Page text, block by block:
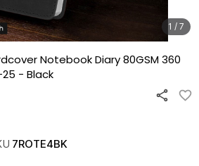
1 / 7
Notebook Diary 80GSM 360
- Black
7ROTE4BK